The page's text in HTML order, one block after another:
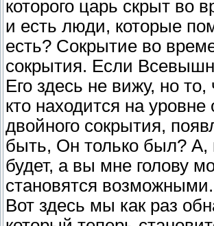
которого царь скрыт во
и есть люди, которые
есть? Сокрытие во
сокрытия. Если
Его здесь не вижу, но
кто находится на
двойного сокрытия,
быть, Он только был? А,
будет, а вы мне голову
становятся возможными.
Вот здесь мы как раз